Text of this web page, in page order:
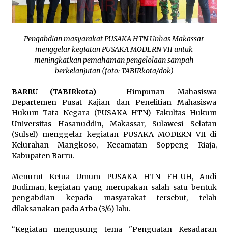
Pimpin Kunker ke Pemkab Gunung Kidul
Agustus 5, 2026
Eksekusi Putusan PN, Kejari Kotabaru Setor
PNBP 400 Juta dari Kasus Tambang Ilegal
Agustus 5, 2026
Hadiri Forum Komunikasi dan Kemitraan BPJS,
Sekda Tapin Komitmen Tingkatkan Layanan
Kesehatan
Agustus 4, 2026
Kejari HST Musnahkan Barang Bukti 27 Perkara
Inkracht van Gewisjde
Agustus 4, 2026
Kejaksaan, Ada Apa?
Agustus 4, 2026
Pengabdian masyarakat PUSAKA HTN Unhas Makassar
menggelar kegiatan PUSAKA MODERN VII untuk
meningkatkan pemahaman pengelolaan sampah
berkelanjutan (foto: TABIRkota/dok)
BARRU (TABIRkota)– Himpunan Mahasiswa
Departemen Pusat Kajian dan Penelitian Mahasiswa
Hukum Tata Negara (PUSAKA HTN) Fakultas Hukum
Universitas Hasanuddin, Makassar, Sulawesi Selatan
(Sulsel) menggelar kegiatan PUSAKA MODERN VII di
Kelurahan Mangkoso, Kecamatan Soppeng Riaja,
Kabupaten Barru.
Menurut Ketua Umum PUSAKA HTN FH-UH, Andi
Budiman, kegiatan yang merupakan salah satu bentuk
pengabdian kepada masyarakat tersebut, telah
dilaksanakan pada Arba (3/6) lalu.
“Kegiatan mengusung tema "Penguatan Kesadaran